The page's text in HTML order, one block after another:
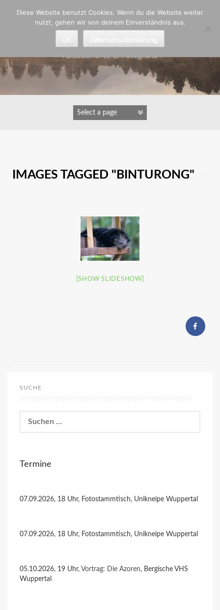
Astrid Padberg
Reiseberichte & Fotografie
IMAGES TAGGED "BINTURONG"
[SHOW SLIDESHOW]
SUCHE
nach:
Termine
07.09.2026, 18 Uhr, Fotostammtisch, Unikneipe Wuppertal
07.09.2026, 18 Uhr, Fotostammtisch, Unikneipe Wuppertal
05.10.2026, 19 Uhr, Vortrag: Die Azoren, Bergische VHS
Wuppertal
Diese Website benutzt Cookies. Wenn du die Website weiter
nutzt, gehen wir von deinem Einverständnis aus.